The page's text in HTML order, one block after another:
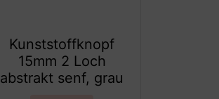
Kunststoffknopf
15mm 2 Loch
abstrakt senf, grau